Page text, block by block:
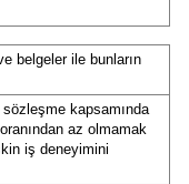
belgeler ile bunların
kapsamında
az olmamak
iş deneyimini